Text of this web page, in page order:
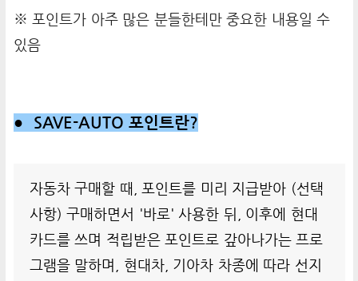
※ 포인트가 아주 많은 분들한테만 중요한 내용일 수
있음
● SAVE-AUTO 포인트란?
자동차 구매할 때, 포인트를 미리 지급받아 (선택
사항) 구매하면서 '바로' 사용한 뒤, 이후에 현대
카드를 쓰며 적립받은 포인트로 갚아나가는 프로
그램을 말하며, 현대차, 기아차 차종에 따라 선지